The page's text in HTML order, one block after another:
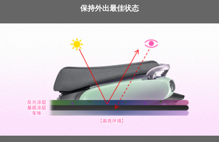
保持外出最佳状态